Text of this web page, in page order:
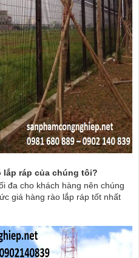
lắp ráp của chúng tôi?
đa cho khách hàng nên chúng
giá hàng rào lắp ráp tốt nhất